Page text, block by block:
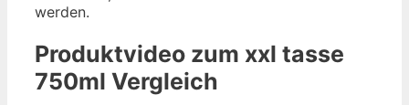
werden.
Produktvideo zum xxl tasse
750ml Vergleich